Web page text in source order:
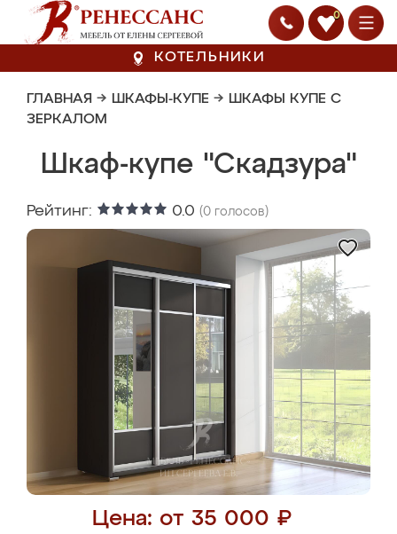
0
КОТЕЛЬНИКИ
ГЛАВНАЯ → ШКАФЫ-КУПЕ → ШКАФЫ КУПЕ С
ЗЕРКАЛОМ
Шкаф-купе "Скадзура"
Рейтинг: 0.0 (0 голосов)
Цена: от 35 000 ₽